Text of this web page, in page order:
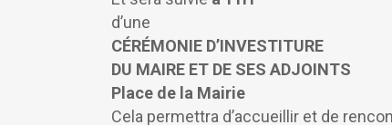
d’une
CÉRÉMONIE D’INVESTITURE
DU MAIRE ET DE SES ADJOINTS
Place de la Mairie
Cela permettra d’accueillir et de